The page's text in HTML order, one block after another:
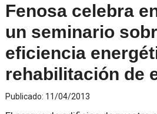
Fenosa celebra
un seminario
eficiencia
rehabilitación de
Publicado: 11/04/2013